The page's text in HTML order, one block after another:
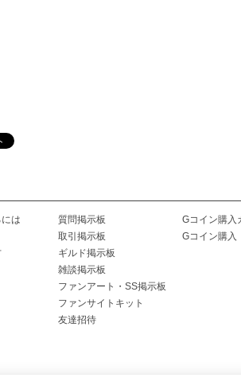
は
質問掲示板
取引掲示板
ギルド掲示板
雑談掲示板
ファンアート・SS掲示板
ファンサイトキット
友達招待
Gコイン購入
Gコイン購入